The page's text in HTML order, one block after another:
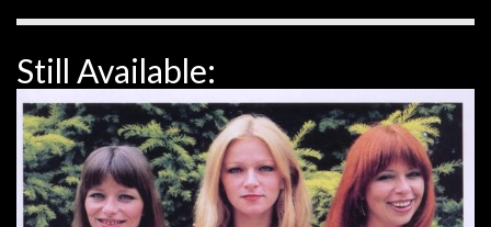
Still Available: